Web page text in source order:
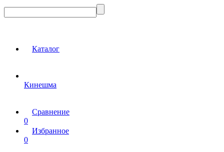
Каталог
Кинешма
Сравнение
0
Избранное
0